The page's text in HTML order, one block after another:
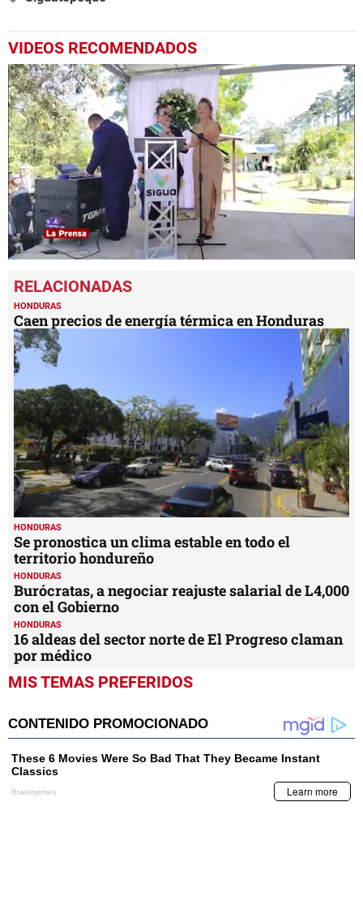
VIDEOS RECOMENDADOS
seconds
of
6
minutes,
29
seconds
HONDURAS
Caen precios de energía térmica en Honduras
HONDURAS
Se pronostica un clima estable en todo el
territorio hondureño
HONDURAS
Burócratas, a negociar reajuste salarial de L4,000
con el Gobierno
HONDURAS
16 aldeas del sector norte de El Progreso claman
por médico
MIS TEMAS PREFERIDOS